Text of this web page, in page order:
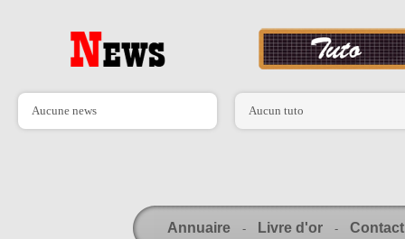
Aucune news Aucun tuto
Annuaire - Livre d'or - Contact